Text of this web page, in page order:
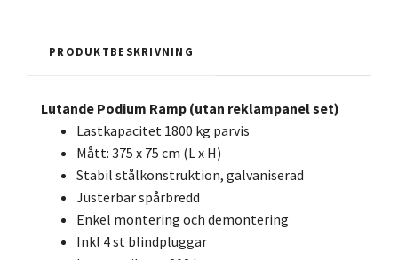
PRODUKTBESKRIVNING
Lutande Podium Ramp (utan reklampanel set)
Lastkapacitet 1800 kg parvis
Mått: 375 x 75 cm (L x H)
Stabil stålkonstruktion, galvaniserad
Justerbar spårbredd
Enkel montering och demontering
Inkl 4 st blindpluggar